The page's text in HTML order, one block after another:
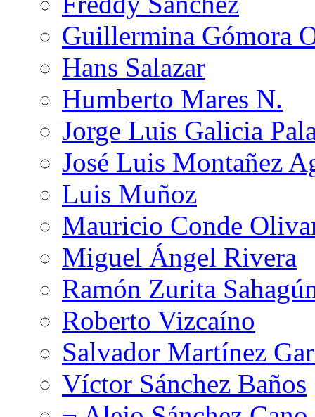
Guillermina Gómora
Hans Salazar
Humberto Mares N.
Jorge Luis Galicia
José Luis Montañez
Luis Muñoz
Mauricio Conde
Miguel Ángel Rivera
Ramón Zurita
Roberto Vizcaíno
Salvador Martínez
Víctor Sánchez Baños